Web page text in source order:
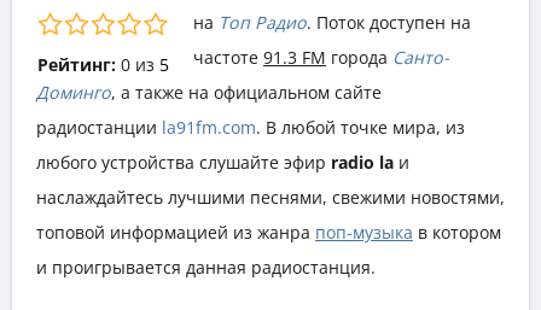
Рейтинг: 0из 5
на Топ Радио. Поток доступен на
частоте 91.3 FM города Санто-
Доминго, а также на официальном сайте
радиостанции la91fm.com. В любой точке мира, из
любого устройства слушайте эфир radio la и
наслаждайтесь лучшими песнями, свежими новостями,
топовой информацией из жанра поп-музыка в котором
и проигрывается данная радиостанция.